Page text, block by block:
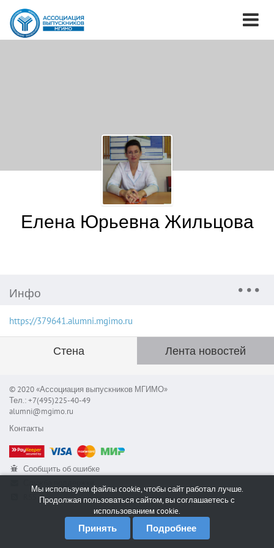
Елена Юрьевна Жильцова
Инфо
https://379641.alumni.mgimo.ru
Стена Лента новостей
© 2020 «Ассоциация выпускников МГИМО»
Тел.: +7(495)225-40-49
alumni@mgimo.ru
Контакты
Сообщить об ошибке
Мы используем файлы cookie, чтобы сайт работал лучше.
Продолжая пользоваться сайтом, вы соглашаетесь с
использованием cookie.
Принять Подробнее